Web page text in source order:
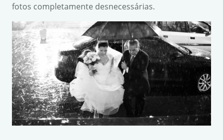
fotos completamente desnecessárias.